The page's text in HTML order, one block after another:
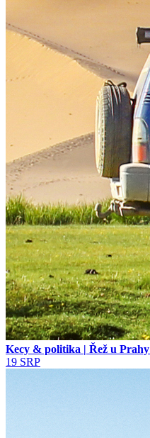
Kecy & politika | Řež u Prahy
19 SRP